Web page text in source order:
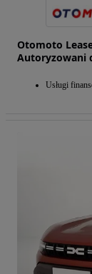
Otomoto
Autoryzowani
Usługi